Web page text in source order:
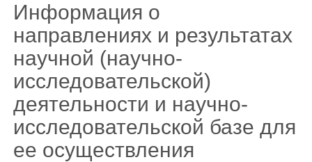
Информация о
направлениях и результатах
научной (научно-
исследовательской)
деятельности и научно-
исследовательской базе для
ее осуществления